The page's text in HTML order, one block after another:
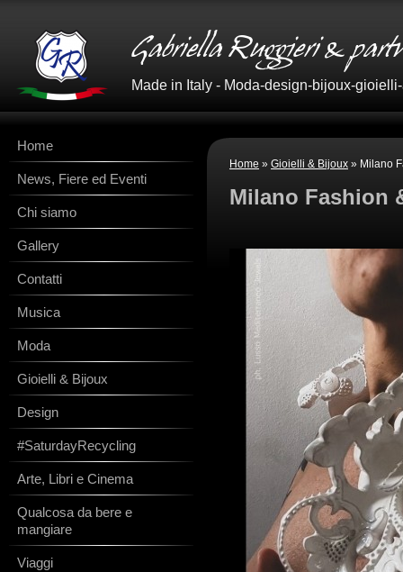
Made in Italy - Moda-design-bijoux-
Home » Gioielli & Bijoux » Milano
Milano Fashion
Home
News, Fiere ed Eventi
Chi siamo
Gallery
Contatti
Musica
Moda
Gioielli & Bijoux
Design
#SaturdayRecycling
Arte, Libri e Cinema
Qualcosa da bere e
mangiare
Viaggi